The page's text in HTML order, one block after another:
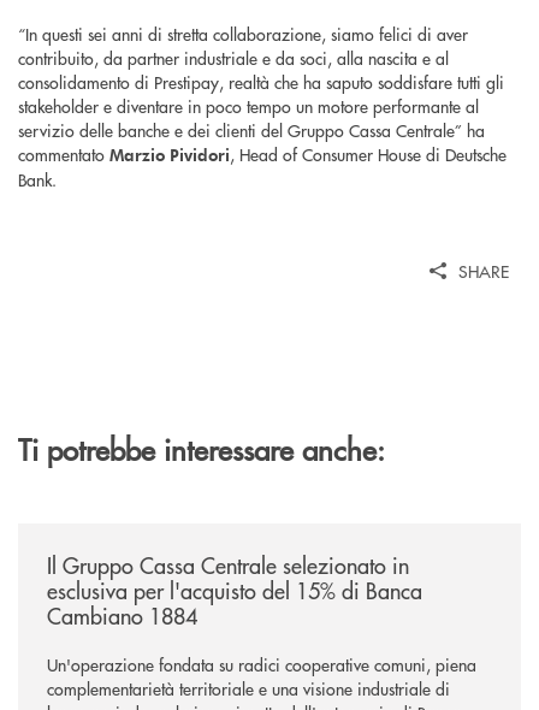
“In questi sei anni di stretta collaborazione, siamo felici di aver
contribuito, da partner industriale e da soci, alla nascita e al
consolidamento di Prestipay, realtà che ha saputo soddisfare tutti gli
stakeholder e diventare in poco tempo un motore performante al
servizio delle banche e dei clienti del Gruppo Cassa Centrale” ha
commentato Marzio Pividori, Head of Consumer House di Deutsche
Bank.
SHARE
Ti potrebbe interessare anche:
Il Gruppo Cassa Centrale selezionato in
esclusiva per l'acquisto del 15% di Banca
Cambiano 1884
Un'operazione fondata su radici cooperative comuni, piena
complementarietà territoriale e una visione industriale di